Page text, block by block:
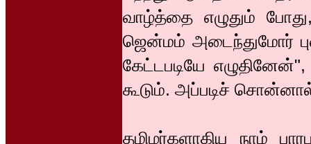
வாழ்த்தை எழுதும்
ஜென்மம் அடைந்துமோர்
கேட்டபடியே
கூடும். அப்படிச்
தமிழர்களாகிய நாம்